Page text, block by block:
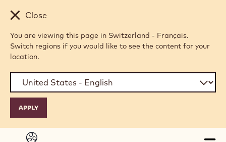
Skip to main content
Close
You are viewing this page in Switzerland - Français.
Switch regions if you would like to see the content for your
location.